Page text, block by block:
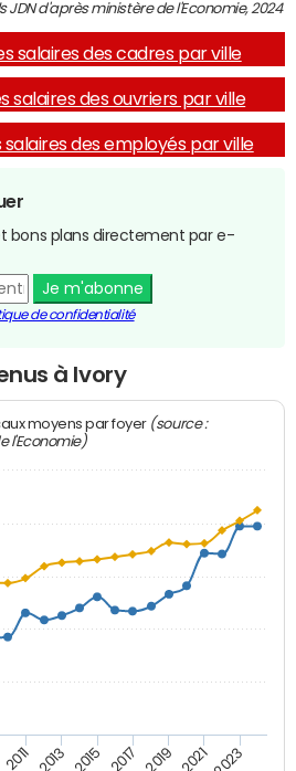
JDN d'après ministère de l'Economie, 2024
salaires des cadres par ville
salaires des ouvriers par ville
des employés par ville
bons plans directement par e-
Je m'abonne
de confidentialité
à Ivory
moyens par foyer (source :
l'Economie)
2011 2013 2015 2017 2019 2021 2023